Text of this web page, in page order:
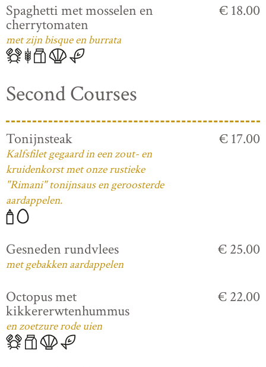
Spaghetti met mosselen en
cherrytomaten
met zijn bisque en burrata
€ 18.00
Second Courses
Tonijnsteak
Kalfsfilet gegaard in een zout- en
kruidenkorst met onze rustieke
"Rimani" tonijnsaus en geroosterde
aardappelen.
€ 17.00
Gesneden rundvlees
met gebakken aardappelen
€ 25.00
Octopus met
kikkererwtenhummus
en zoetzure rode uien
€ 22.00